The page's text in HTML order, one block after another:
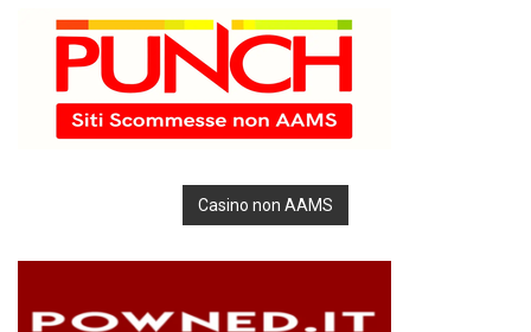
Casino non AAMS